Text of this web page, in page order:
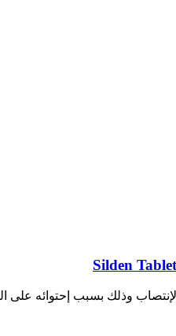
وذلك بسبب إحتوائه على